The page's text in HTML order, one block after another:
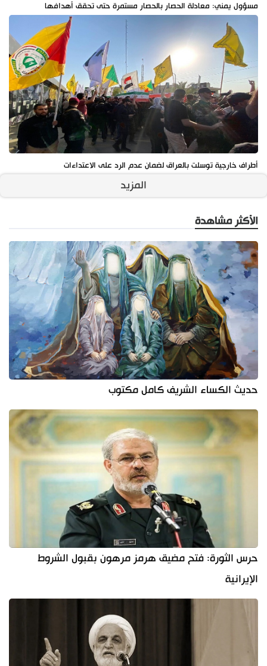
مسؤول يمني: معادلة الحصار بالحصار مستمرة حتى تحقق أهدافها
أطراف خارجية توسلت بالعراق لضمان عدم الرد على الاعتداءات
المزيد
الأكثر مشاهدة
حديث الكساء الشريف كامل مكتوب
حرس الثورة: فتح مضيق هرمز مرهون بقبول الشروط
الإيرانية